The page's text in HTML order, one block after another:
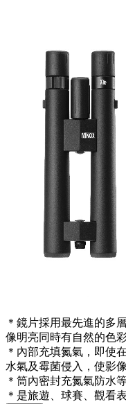
＊鏡片採用最先進的多
像明亮同時有自然的色
＊內部充填氮氣，即使
水氣及霉菌侵入，使影
＊筒內密封充氮氣防水
＊是旅遊、球賽、觀看